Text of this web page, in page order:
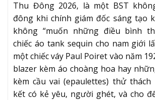
Thu Đông 2026, là một BST
đông khi chính giám đốc sáng tạo
không “muốn những điều bình
chiếc áo tank sequin cho nam giới
một chiếc váy Paul Poiret vào năm
blazer kèm áo choàng hoa hay
kèm cầu vai (epaulettes) thử
kết có kẻ yêu, người ghét, và cho